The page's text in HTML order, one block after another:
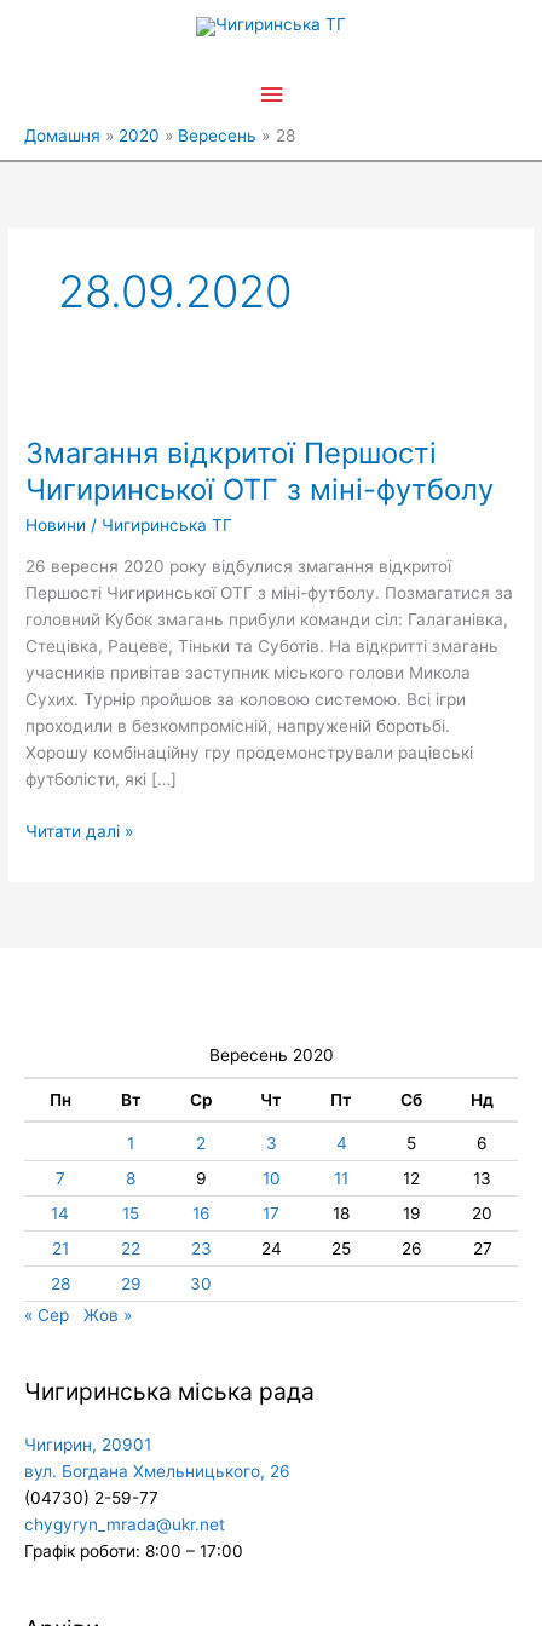
Головне
Домашня 2020 Вересень 28
28.09.2020
Змагання відкритої Першості
Чигиринської ОТГ з міні-футболу
Новини / Чигиринська ТГ
26 вересня 2020 року відбулися змагання відкритої
Першості Чигиринської ОТГ з міні-футболу. Позмагатися за
головний Кубок змагань прибули команди сіл: Галаганівка,
Стецівка, Рацеве, Тіньки та Суботів. На відкритті змагань
учасників привітав заступник міського голови Микола
Сухих. Турнір пройшов за коловою системою. Всі ігри
проходили в безкомпромісній, напруженій боротьбі.
Хорошу комбінаційну гру продемонстрували рацівські
футболісти, які […]
Першості
Чигиринської
ОТГ
з
міні-
футболу
Читати далі »
Вересень 2020
Пн Вт Ср Чт Пт Сб Нд
1 2 3 4 5
6
7
8 9 10 11 12
13
14
15 16 17 18 19
20
21
22 23 24 25 26
27
28
29
30
« Сер
Жов »
Чигиринська міська рада
Чигирин, 20901
вул. Богдана Хмельницького, 26
(04730) 2-59-77
chygyryn_mrada@ukr.net
Графік роботи: 8:00 – 17:00